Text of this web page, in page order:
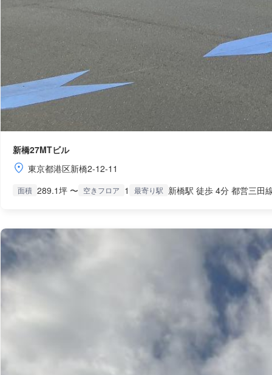
新橋27MTビル
東京都港区新橋2-12-11
面積 289.1坪 〜 空きフロア 1 最寄り駅 新橋駅 徒歩 4分 都営三田